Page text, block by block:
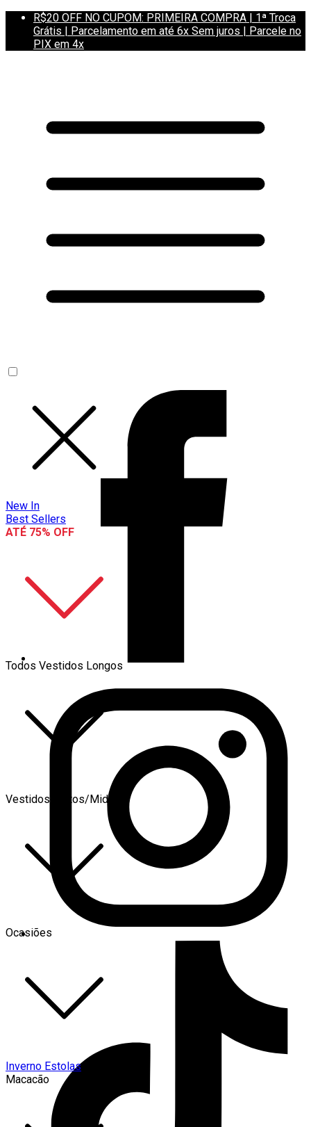
R$20 OFF NO CUPOM: PRIMEIRA COMPRA | 1ª Troca
Grátis | Parcelamento em até 6x Sem juros | Parcele no
PIX em 4x
New In
Best Sellers
ATÉ 75% OFF
Todos Vestidos Longos
Vestidos Curtos/Midi
Ocasiões
Inverno Estolas
Macacão